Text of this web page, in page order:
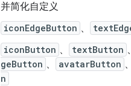
并简化自定义
iconEdgeButton 、
iconButton 、 textButton 、
geButton 、 avatarButton 、
n